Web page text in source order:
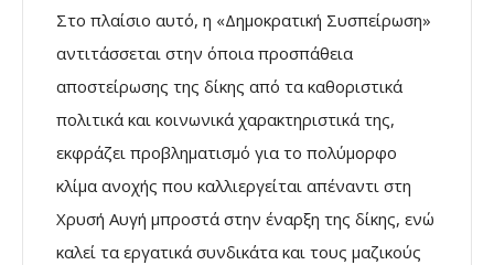
Στο πλαίσιο αυτό, η «Δημοκρατική Συσπείρωση»
αντιτάσσεται στην όποια προσπάθεια
αποστείρωσης της δίκης από τα καθοριστικά
πολιτικά και κοινωνικά χαρακτηριστικά της,
εκφράζει προβληματισμό για το πολύμορφο
κλίμα ανοχής που καλλιεργείται απέναντι στη
Χρυσή Αυγή μπροστά στην έναρξη της δίκης, ενώ
καλεί τα εργατικά συνδικάτα και τους μαζικούς